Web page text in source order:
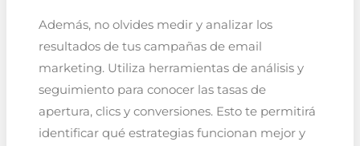
Además, no olvides medir y analizar los
resultados de tus campañas de email
marketing. Utiliza herramientas de análisis y
seguimiento para conocer las tasas de
apertura, clics y conversiones. Esto te permitirá
identificar qué estrategias funcionan mejor y